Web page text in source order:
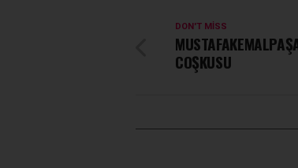
DON'T MISS
COŞKUSU